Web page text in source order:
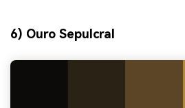
6) Ouro Sepulcral